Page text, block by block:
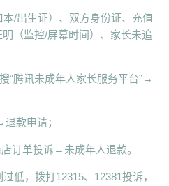
/出生证）、双方身份证、充值
（监控/屏幕时间）、家长未追
“腾讯未成年人家长服务平台”→
款申请；
订单投诉→未成年人退款。
低，拨打12315、12381投诉，